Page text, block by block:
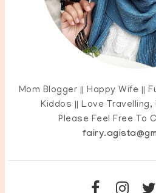
Mom Blogger || Happy Wife ||
Kiddos || Love Travelling,
Please Feel Free To